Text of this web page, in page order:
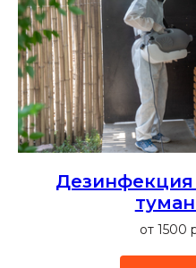
от 1500